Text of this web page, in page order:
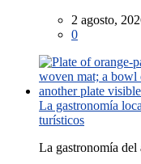
2 agosto,
0
La gastronomía
turísticos
La gastronomía del